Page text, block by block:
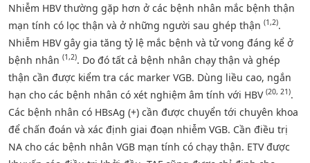
Nhiễm HBV thường gặp hơn ở các bệnh nhân mắc bệnh thận
mạn tính có lọc thận và ở những người sau ghép thận (1,2).
Nhiễm HBV gây gia tăng tỷ lệ mắc bệnh và tử vong đáng kể ở
bệnh nhân (1,2). Do đó tất cả bệnh nhân chạy thận và ghép
thận cần được kiểm tra các marker VGB. Dùng liều cao, ngắn
hạn cho các bệnh nhân có xét nghiệm âm tính với HBV (20, 21).
Các bệnh nhân có HBsAg (+) cần được chuyển tới chuyên khoa
để chấn đoán và xác định giai đoạn nhiễm VGB. Cần điều trị
NA cho các bệnh nhân VGB mạn tính có chạy thận. ETV được